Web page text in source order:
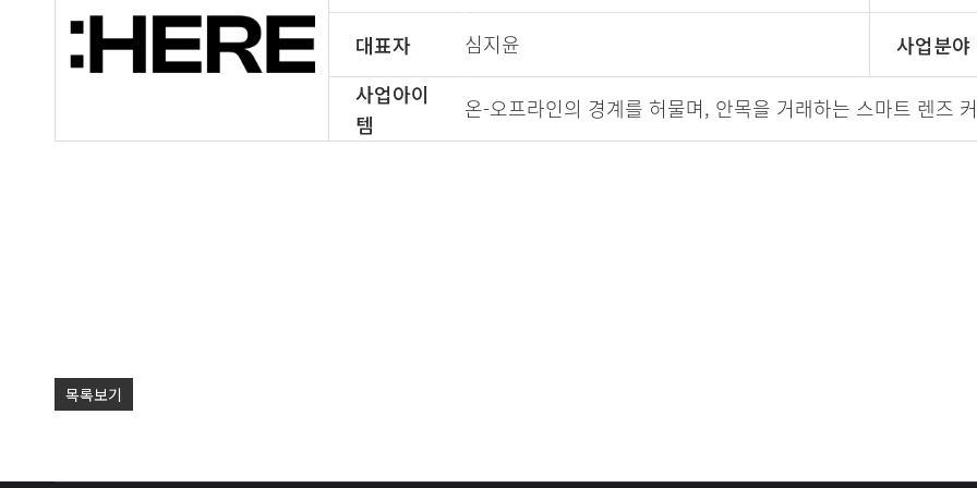
대표자 심지윤
사업분야
사업아이
템
온-오프라인의 경계를 허물며, 안목을 거래하는 스마트 렌즈
목록보기